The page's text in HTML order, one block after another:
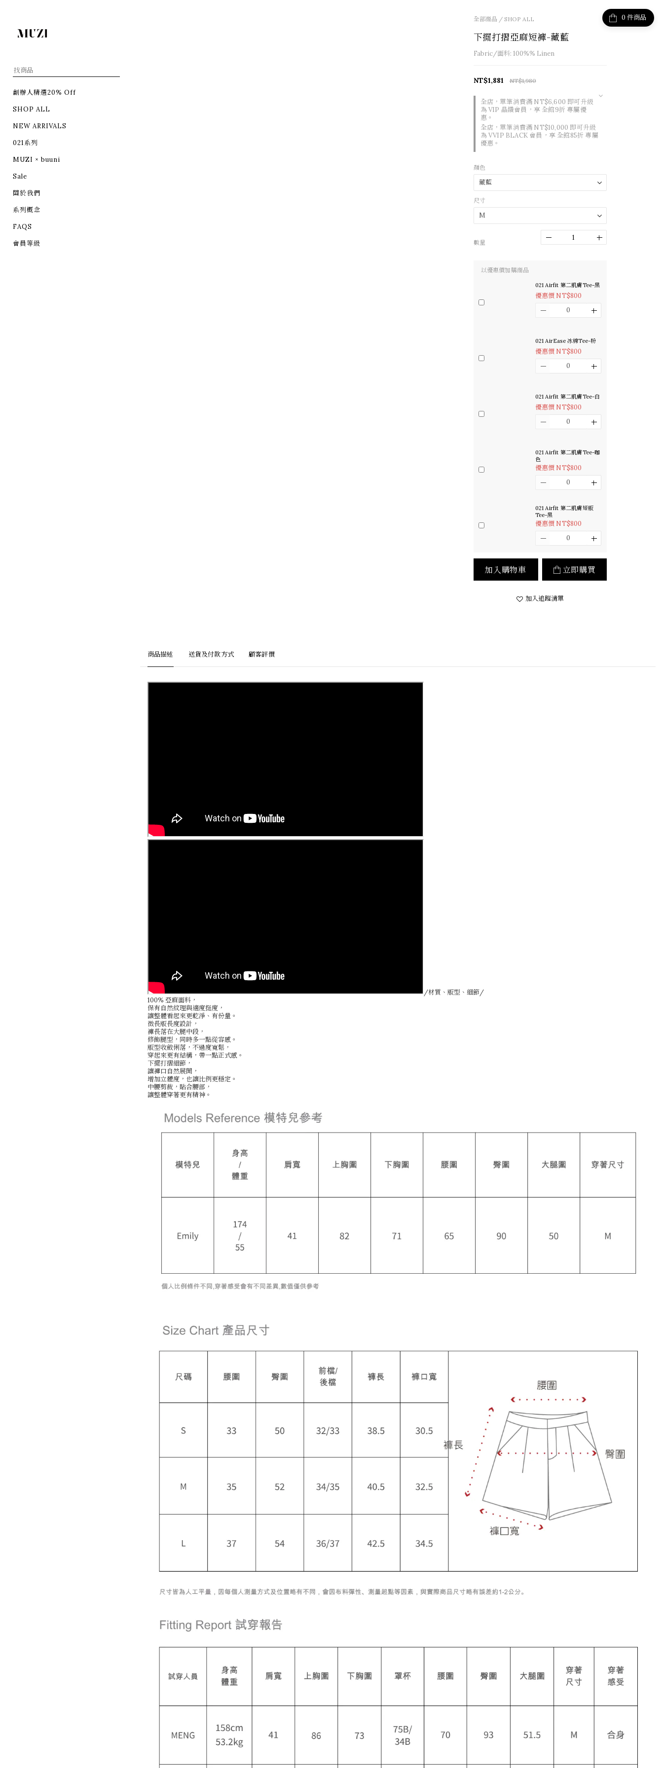
創辦人精選20% Off
SHOP ALL
NEW ARRIVALS
021系列
MUZI × buuni
Sale
關於我們
系列概念
FAQS
會員等級
件商品
全部商品 / SHOP ALL
下擺打摺亞麻短褲-藏藍
Fabric/面料: 100%% Linen
全店，單筆消費滿 NT$6,600 即可升級
為 VIP 晶鑽會員，享 全館9折 專屬優
惠。
全店，單筆消費滿 NT$10,000 即可升級
為 VVIP BLACK 會員，享 全館85折 專屬
優惠。
NT$1,980
NT$1,881
顏色
尺寸
數量
以優惠價加購商品
021 Airfit 第二肌膚Tee-黑
優惠價 NT$800
021 AirEase 冰棉Tee-粉
優惠價 NT$800
021 Airfit 第二肌膚Tee-白
優惠價 NT$800
021 Airfit 第二肌膚Tee-咖
色
優惠價 NT$800
021 Airfit 第二肌膚短版
Tee-黑
優惠價 NT$800
加入購物車 立即購買
加入追蹤清單
商品描述 送貨及付款方式 顧客評價
/材質、版型、細節/
100% 亞麻面料，
保有自然紋理與適度挺度，
讓整體看起來更乾淨、有份量。
微長版長度設計，
褲長落在大腿中段，
修飾腿型，同時多一點從容感。
版型收斂俐落，不過度寬鬆，
穿起來更有結構，帶一點正式感。
下擺打摺細節，
讓褲口自然展開，
增加立體度，也讓比例更穩定。
中腰剪裁，貼合腰部，
讓整體穿著更有精神。